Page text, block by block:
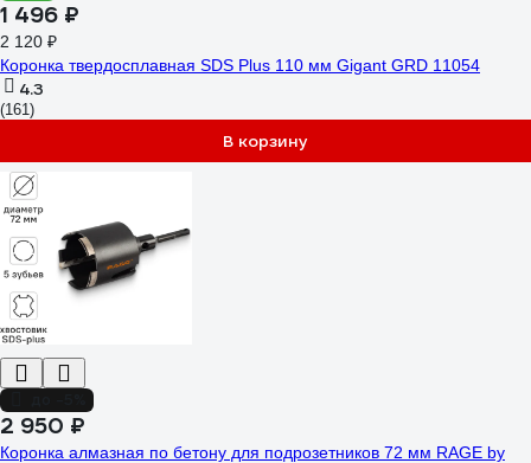
1 496 ₽
2 120 ₽
Коронка твердосплавная SDS Plus 110 мм Gigant GRD 11054
4.3
(161)
В корзину
2 950 ₽
Коронка алмазная по бетону для подрозетников 72 мм RAGE by